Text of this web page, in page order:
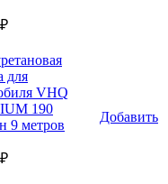
для
VHQ
190
9 метров
Добавить